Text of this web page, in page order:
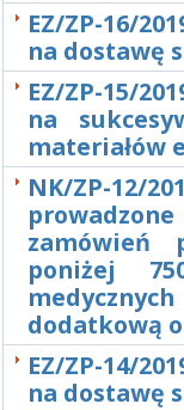
EZ/ZP-16/
na dostawę
EZ/ZP-15/
na
materiałów
NK/ZP-
zamówień
poniżej
dodatkową
EZ/ZP-14/
na dostawę